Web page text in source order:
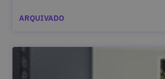
ARQUIVADO